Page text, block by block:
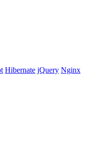
Hibernate jQuery Nginx